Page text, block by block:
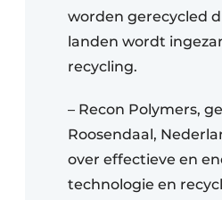
worden gerecycled
landen wordt
recycling.
– Recon Polymers,
Roosendaal,
over effectieve en
technologie en